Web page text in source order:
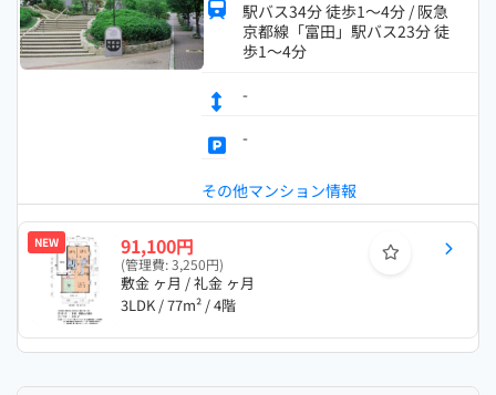
駅バス34分 徒歩1～4分 / 阪急
京都線「富田」駅バス23分 徒
歩1～4分
-
-
その他マンション情報
NEW 91,100円
(管理費: 3,250円)
敷金 ヶ月 / 礼金 ヶ月
3LDK / 77m² / 4階